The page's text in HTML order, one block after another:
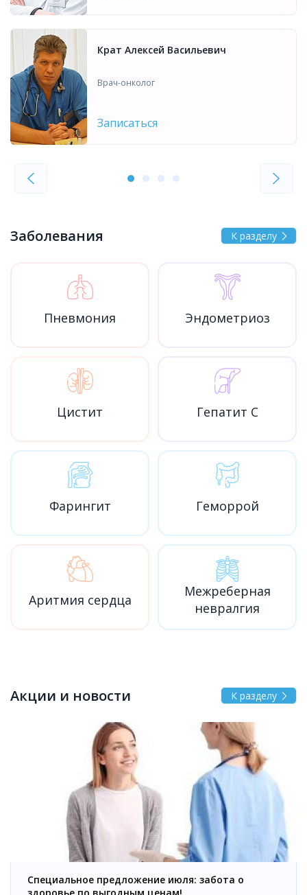
Крат Алексей Васильевич
Врач-онколог
Записаться
Заболевания К разделу
Пневмония Эндометриоз
Цистит Гепатит C
Фарингит Геморрой
Аритмия сердца
Межреберная
невралгия
Акции и новости К разделу
Специальное предложение июля: забота о